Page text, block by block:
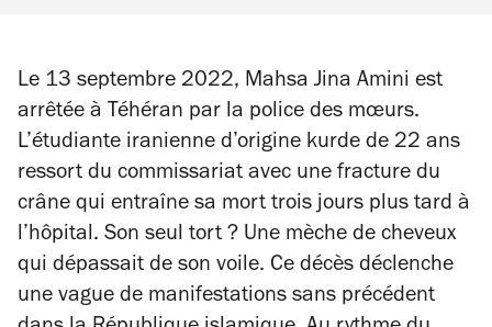
Le 13 septembre 2022, Mahsa Jina Amini est
arrêtée à Téhéran par la police des mœurs.
L’étudiante iranienne d’origine kurde de 22 ans
ressort du commissariat avec une fracture du
crâne qui entraîne sa mort trois jours plus tard à
l’hôpital. Son seul tort ? Une mèche de cheveux
qui dépassait de son voile. Ce décès déclenche
une vague de manifestations sans précédent